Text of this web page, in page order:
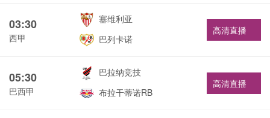
03:30
西甲
塞维利亚
巴列卡诺
高清直播
05:30
巴西甲
巴拉纳竞技
布拉干蒂诺RB
高清直播